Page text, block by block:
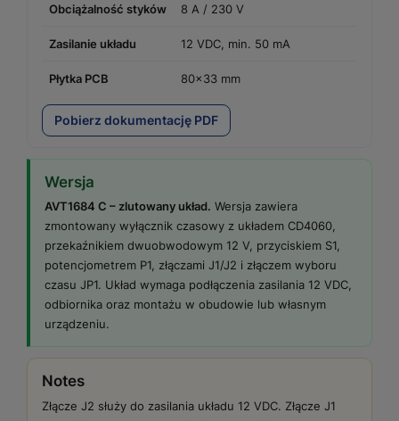
Obciążalność styków 8 A / 230 V
Zasilanie układu 12 VDC, min. 50 mA
Płytka PCB 80×33 mm
Pobierz dokumentację PDF
Wersja
AVT1684 C – zlutowany układ. Wersja zawiera
zmontowany wyłącznik czasowy z układem CD4060,
przekaźnikiem dwuobwodowym 12 V, przyciskiem S1,
potencjometrem P1, złączami J1/J2 i złączem wyboru
czasu JP1. Układ wymaga podłączenia zasilania 12 VDC,
odbiornika oraz montażu w obudowie lub własnym
urządzeniu.
Notes
Złącze J2 służy do zasilania układu 12 VDC. Złącze J1